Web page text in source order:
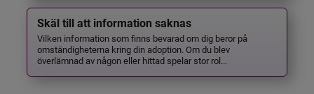
Skäl till att information saknas
Vilken information som finns bevarad om dig beror på
omständigheterna kring din adoption. Om du blev
överlämnad av någon eller hittad spelar stor rol...